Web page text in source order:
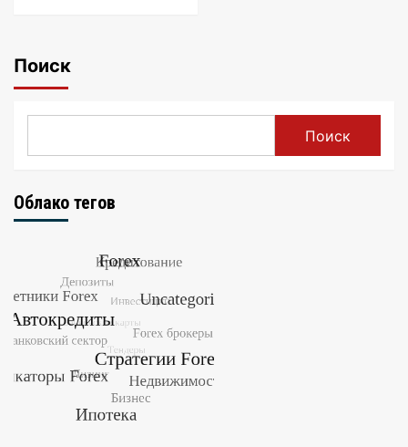
Поиск
Поиск
Облако тегов